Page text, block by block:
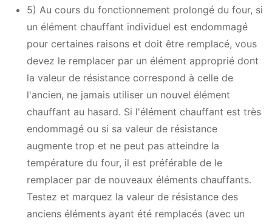
5) Au cours du fonctionnement prolongé du four, si
un élément chauffant individuel est endommagé
pour certaines raisons et doit être remplacé, vous
devez le remplacer par un élément approprié dont
la valeur de résistance correspond à celle de
l'ancien, ne jamais utiliser un nouvel élément
chauffant au hasard. Si l'élément chauffant est très
endommagé ou si sa valeur de résistance
augmente trop et ne peut pas atteindre la
température du four, il est préférable de le
remplacer par de nouveaux éléments chauffants.
Testez et marquez la valeur de résistance des
anciens éléments ayant été remplacés (avec un